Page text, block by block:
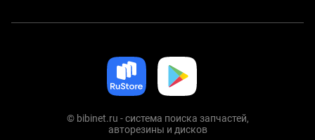
© bibinet.ru - система поиска запчастей,
авторезины и дисков